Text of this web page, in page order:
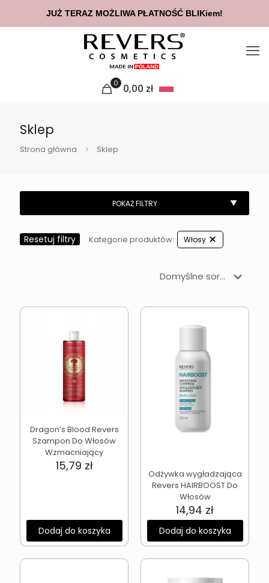
0 0,00 zł
Sklep
Strona główna Sklep
Resetuj filtry Kategorie produktów: Włosy
Dragon’s Blood Revers
Szampon Do Włosów
Wzmacniający
15,79 zł
Dodaj do koszyka
Odżywka wygładzająca
Revers HAIRBOOST Do
Włosów
14,94 zł
Dodaj do koszyka
JUŻ TERAZ MOŻLIWA PŁATNOŚĆ BLIKiem!